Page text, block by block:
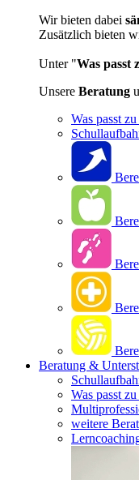
Wir bieten dabei
Zusätzlich bieten
Unter "Was passt
Unsere Beratung
Was passt
Beratung &
Was passt
weitere